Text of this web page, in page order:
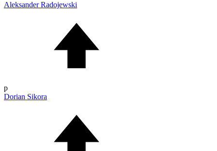
Aleksander Radojewski
p
Dorian Sikora